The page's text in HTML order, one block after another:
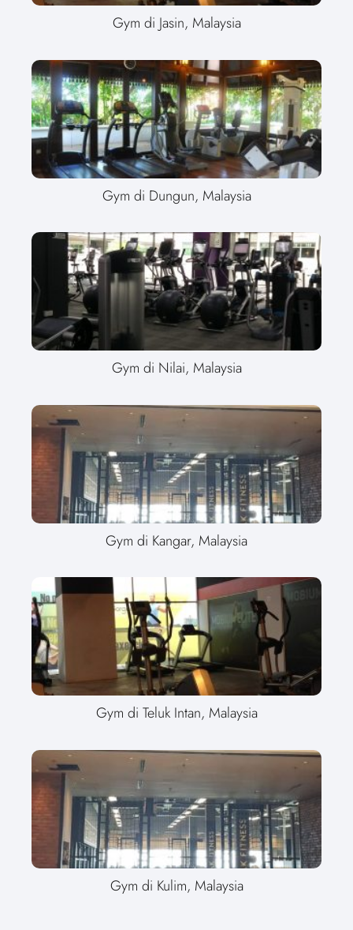
Gym di Jasin, Malaysia
Gym di Dungun, Malaysia
Gym di Nilai, Malaysia
Gym di Kangar, Malaysia
Gym di Teluk Intan, Malaysia
Gym di Kulim, Malaysia